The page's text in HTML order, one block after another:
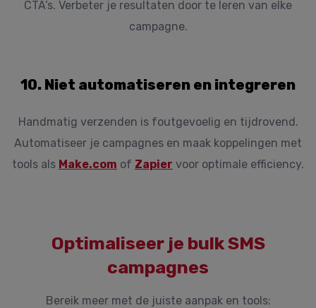
CTA’s. Verbeter je resultaten door te leren van elke
campagne.
10. Niet automatiseren en integreren
Handmatig verzenden is foutgevoelig en tijdrovend.
Automatiseer je campagnes en maak koppelingen met
tools als Make.com of Zapier voor optimale efficiency.
Optimaliseer je bulk SMS
campagnes
Bereik meer met de juiste aanpak en tools: